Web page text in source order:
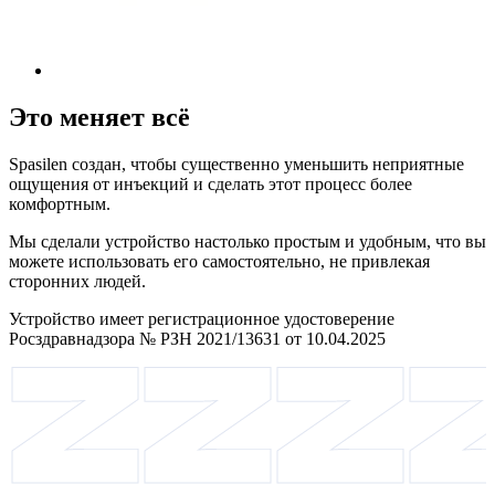
Это меняет всё
Spasilen создан, чтобы существенно уменьшить неприятные
ощущения от инъекций и сделать этот процесс более
комфортным.
Мы сделали устройство настолько простым и удобным, что вы
можете использовать его самостоятельно, не привлекая
сторонних людей.
Устройство имеет регистрационное удостоверение
Росздравнадзора № РЗН 2021/13631 от 10.04.2025